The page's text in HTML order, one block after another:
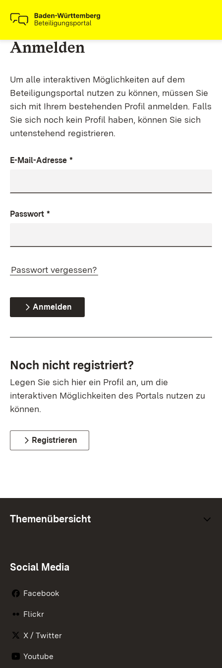
Anmelden
Um alle interaktiven Möglichkeiten auf dem
Beteiligungsportal nutzen zu können, müssen Sie
sich mit Ihrem bestehenden Profil anmelden. Falls
Sie sich noch kein Profil haben, können Sie sich
untenstehend registrieren.
E-Mail-Adresse *
Passwort *
Passwort vergessen?
Anmelden
Noch nicht registriert?
Legen Sie sich hier ein Profil an, um die
interaktiven Möglichkeiten des Portals nutzen zu
können.
Registrieren
Themenübersicht
Social Media
Facebook
Flickr
X / Twitter
Youtube